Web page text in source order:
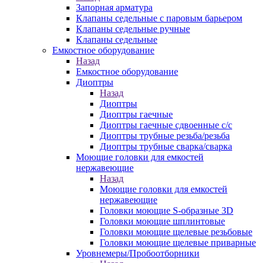
Запорная арматура
Клапаны седельные с паровым барьером
Клапаны седельные ручные
Клапаны седельные
Емкостное оборудование
Назад
Емкостное оборудование
Диоптры
Назад
Диоптры
Диоптры гаечные
Диоптры гаечные сдвоенные c/c
Диоптры трубные резьба/резьба
Диоптры трубные сварка/сварка
Моющие головки для емкостей
нержавеющие
Назад
Моющие головки для емкостей
нержавеющие
Головки моющие S-образные 3D
Головки моющие шплинтовые
Головки моющие щелевые резьбовые
Головки моющие щелевые приварные
Уровнемеры/Пробоотборники